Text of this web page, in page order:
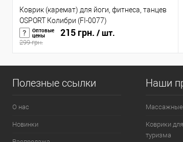
Коврик (каремат) для йоги, фитнеса, танцев
OSPORT Колибри (FI-0077)
Оптовые
цены 215 грн. / шт.
299 грн.
Полезные ссылки
О нас
Новинки
Наши
Массажные
Коврики
туризма